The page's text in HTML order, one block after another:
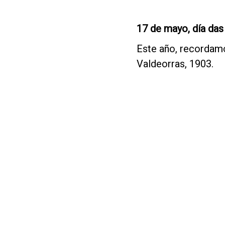
17 de mayo, día
Este año,
Valdeorras, 1903.